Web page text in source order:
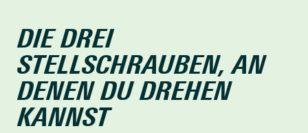
DIE DREI
STELLSCHRAUBEN, AN
DENEN DU DREHEN
KANNST